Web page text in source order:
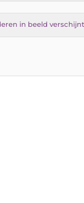
in beeld verschijnt